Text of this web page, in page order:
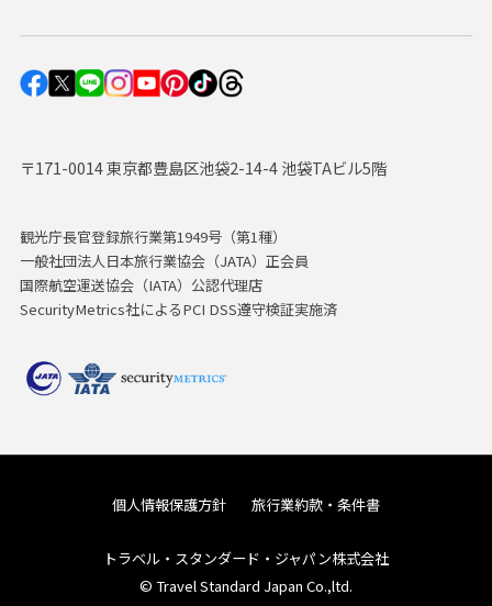
〒171-0014 東京都豊島区池袋2-14-4 池袋TAビル5階
観光庁長官登録旅行業第1949号（第1種）
一般社団法人日本旅行業協会（JATA）正会員
国際航空運送協会（IATA）公認代理店
SecurityMetrics社によるPCI DSS遵守検証実施済
個人情報保護方針 旅行業約款・条件書
トラベル・スタンダード・ジャパン株式会社
© Travel Standard Japan Co.,ltd.